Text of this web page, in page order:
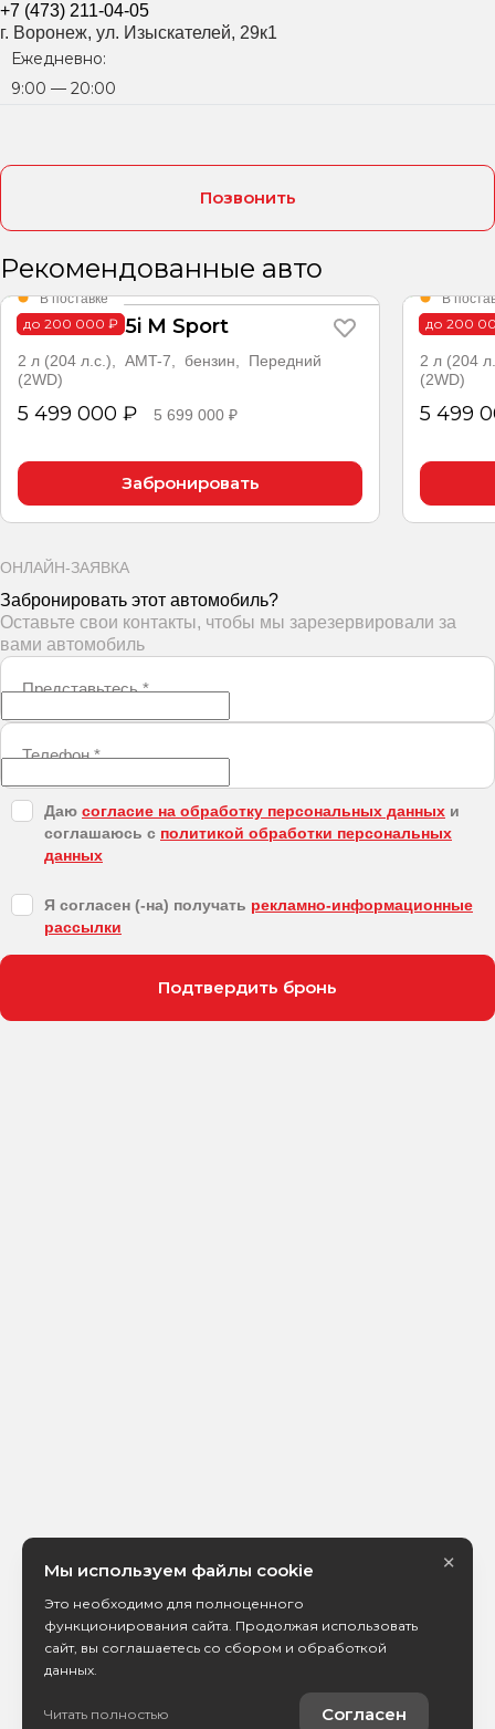
+7 (473) 211-04-05
г. Воронеж, ул. Изыскателей, 29к1
Ежедневно:
9:00 — 20:00
Позвонить
Рекомендованные авто
до 200 000 ₽
В поставке
X2 sDrive25i M Sport
2 л (204 л.с.), AMT-7, бензин, Передний
(2WD)
5 499 000 ₽ 5 699 000 ₽
Забронировать
до 200
В
X2
2 л (204
(2WD)
5 499
ОНЛАЙН-ЗАЯВКА
Забронировать этот автомобиль?
Оставьте свои контакты, чтобы мы зарезервировали за
вами автомобиль
Представьтесь*
Телефон*
Даю согласие на обработку персональных данных и
соглашаюсь с политикой обработки персональных
данных
Я согласен (-на) получать рекламно-информационные
рассылки
Подтвердить бронь
Мы используем файлы cookie
Это необходимо для полноценного
функционирования сайта. Продолжая использовать
сайт, вы соглашаетесь со сбором и обработкой
данных.
Читать полностью Согласен
×